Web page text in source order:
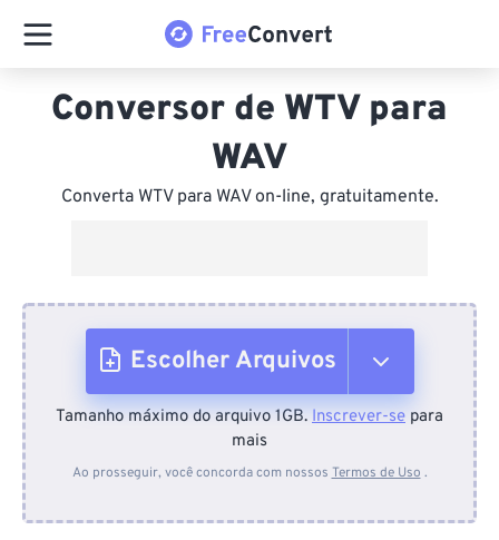
Conversor de WTV para
WAV
Converta WTV para WAV on-line, gratuitamente.
Escolher Arquivos
Do dispositivo
Tamanho máximo do arquivo 1GB. Inscrever-se para
mais
Ao prosseguir, você concorda com nossos Termos de Uso .